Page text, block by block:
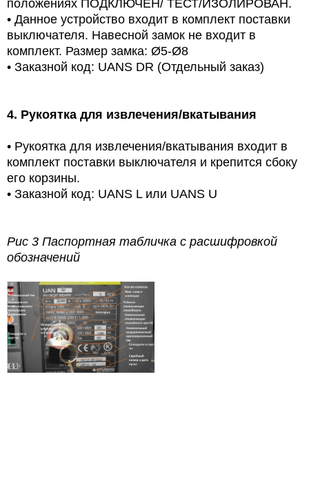
положениях ПОДКЛЮЧЕН/ ТЕСТ/ИЗОЛИРОВАН.
• Данное устройство входит в комплект поставки
выключателя. Навесной замок не входит в
комплект. Размер замка: Ø5-Ø8
• Заказной код: UANS DR (Отдельный заказ)
4. Рукоятка для извлечения/вкатывания
• Рукоятка для извлечения/вкатывания входит в
комплект поставки выключателя и крепится сбоку
его корзины.
• Заказной код: UANS L или UANS U
Рис 3 Паспортная табличка с расшифровкой
обозначений